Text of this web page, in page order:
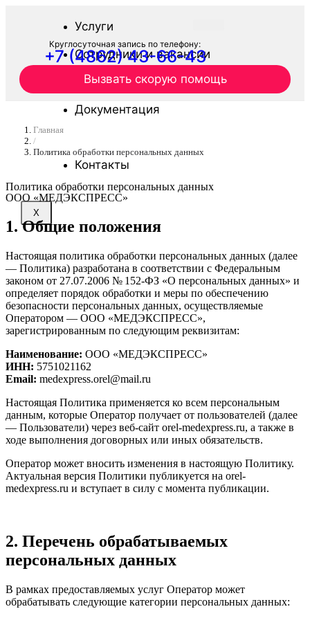
Услуги
Сотрудники и вакансии
Журнал
Документация
Контакты
X
Круглосуточная запись по телефону:
+7 (4862) 43-66-43
Вызвать скорую помощь
Главная
/
Политика обработки персональных данных
Политика обработки персональных данных
ООО «МЕДЭКСПРЕСС»
1. Общие положения
Настоящая политика обработки персональных данных (далее
— Политика) разработана в соответствии с Федеральным
законом от 27.07.2006 № 152-ФЗ «О персональных данных» и
определяет порядок обработки и меры по обеспечению
безопасности персональных данных, осуществляемые
Оператором — ООО «МЕДЭКСПРЕСС»,
зарегистрированным по следующим реквизитам:
Наименование: ООО «МЕДЭКСПРЕСС»
ИНН: 5751021162
Email: medexpress.orel@mail.ru
Настоящая Политика применяется ко всем персональным
данным, которые Оператор получает от пользователей (далее
— Пользователи) через веб-сайт orel-medexpress.ru, а также в
ходе выполнения договорных или иных обязательств.
Оператор может вносить изменения в настоящую Политику.
Актуальная версия Политики публикуется на orel-
medexpress.ru и вступает в силу с момента публикации.
2. Перечень обрабатываемых
персональных данных
В рамках предоставляемых услуг Оператор может
обрабатывать следующие категории персональных данных: